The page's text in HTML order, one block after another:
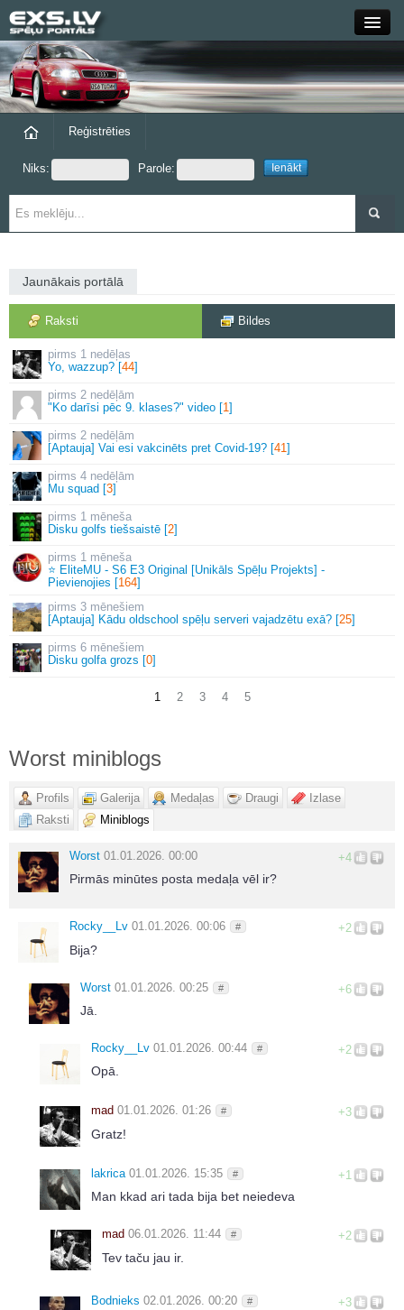
Forums
Grupas
Reģistrēties
Niks: Parole:
Jaunākais portālā
Raksti Bildes
1 nedēļas
Yo, wazzup? [44]
2 nedēļām
"Ko darīsi pēc 9. klases?" video [1]
2 nedēļām
[Aptauja] Vai esi vakcinēts pret Covid-19? [41]
4 nedēļām
Mu squad [3]
1 mēneša
Disku golfs tiešsaistē [2]
1 mēneša
⭐ EliteMU - S6 E3 Original [Unikāls Spēļu Projekts] -
Pievienojies [164]
3 mēnešiem
[Aptauja] Kādu oldschool spēļu serveri vajadzētu exā? [25]
6 mēnešiem
Disku golfa grozs [0]
1 2 3 4 5
Worst miniblogs
Profils Galerija Medaļas Draugi
Izlase
Raksti
Miniblogs
+4
Worst 01.01.2026. 00:00
Pirmās minūtes posta medaļa vēl ir?
+2
Rocky__Lv 01.01.2026. 00:06 #
Bija?
+6
Worst 01.01.2026. 00:25 #
Jā.
+2
Rocky__Lv 01.01.2026. 00:44 #
Opā.
+3
mad 01.01.2026. 01:26 #
Gratz!
+1
lakrica 01.01.2026. 15:35 #
Man kkad ari tada bija bet neiedeva
+2
mad 06.01.2026. 11:44 #
Tev taču jau ir.
+3
Bodnieks 02.01.2026. 00:20 #